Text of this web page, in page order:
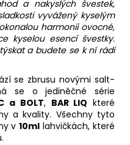
a nakyslých švestek,
vyvážený kyselým
harmonii ovocné,
kyselou esencí švestky.
a budete se k ní rádi
se zbrusu novými salt-
se o jediněčné série
a BOLT, BAR LIQ které
a kvality. Všechny tyto
v10ml lahvičkách, které